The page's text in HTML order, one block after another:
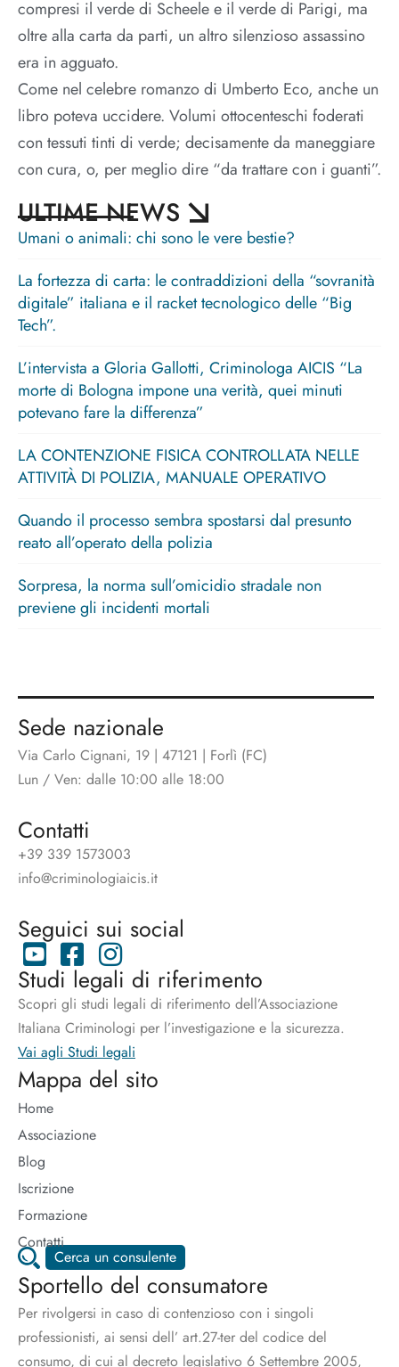
compresi il verde di Scheele e il verde di Parigi, ma
oltre alla carta da parti, un altro silenzioso assassino
era in agguato.
Come nel celebre romanzo di Umberto Eco, anche un
libro poteva uccidere. Volumi ottocenteschi foderati
con tessuti tinti di verde; decisamente da maneggiare
con cura, o, per meglio dire “da trattare con i guanti”.
ULTIME NEWS
Umani o animali: chi sono le vere bestie?
La fortezza di carta: le contraddizioni della “sovranità
digitale” italiana e il racket tecnologico delle “Big
Tech”.
L’intervista a Gloria Gallotti, Criminologa AICIS “La
morte di Bologna impone una verità, quei minuti
potevano fare la differenza”
LA CONTENZIONE FISICA CONTROLLATA NELLE
ATTIVITÀ DI POLIZIA, MANUALE OPERATIVO
Quando il processo sembra spostarsi dal presunto
reato all’operato della polizia
Sorpresa, la norma sull’omicidio stradale non
previene gli incidenti mortali
Sede nazionale
Via Carlo Cignani, 19 | 47121 | Forlì (FC)
Lun / Ven: dalle 10:00 alle 18:00
Contatti
+39 339 1573003
info@criminologiaicis.it
Seguici sui social
Studi legali di riferimento
Scopri gli studi legali di riferimento dell’Associazione
Italiana Criminologi per l’investigazione e la sicurezza.
Vai agli Studi legali
Mappa del sito
Home
Associazione
Blog
Iscrizione
Formazione
Contatti
Cerca un consulente
Sportello del consumatore
Per rivolgersi in caso di contenzioso con i singoli
professionisti, ai sensi dell’ art.27-ter del codice del
consumo, di cui al decreto legislativo 6 Settembre 2005,